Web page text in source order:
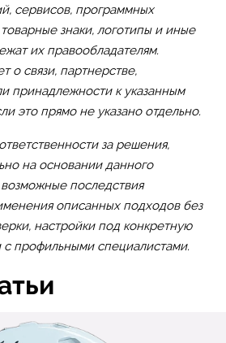
сервисов, программных
знаки, логотипы и иные
их правообладателям.
о связи, партнерстве,
принадлежности к указанным
это прямо не указано отдельно.
за решения,
на основании данного
последствия
описанных подходов без
настройки под конкретную
с профильными специалистами.